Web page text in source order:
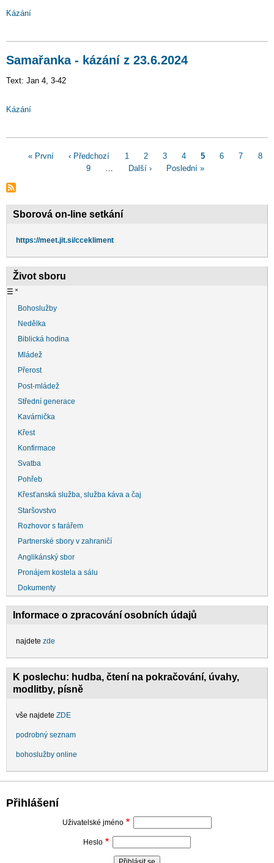
Kázání
Samařanka - kázání z 23.6.2024
Text: Jan 4, 3-42
Kázání
Pagination
First
« První
Předchozí
stránka
‹ Předchozí Page
1 Page
2 Page
3 Page
4
Aktuální
stránka
5 Page
6 Page
7
8
Page
9
Následující
Další ›
Poslední
Poslední »
Sborová on-line setkání
https://meet.jit.si/ccekliment
Život sboru
☰ ˟
Bohoslužby
Nedělka
Biblická hodina
Mládež
Přerost
Post-mládež
Střední generace
Kavárnička
Křest
Konfirmace
Svatba
Pohřeb
Křesťanská služba, služba káva a čaj
Staršovstvo
Rozhovor s farářem
Partnerské sbory v zahraničí
Anglikánský sbor
Pronájem kostela a sálu
Dokumenty
Informace o zpracování osobních údajů
najdete zde
K poslechu: hudba, čtení na pokračování, úvahy,
modlitby, písně
vše najdete ZDE
podrobný seznam
bohoslužby online
Přihlášení
Uživatelské jméno
Heslo